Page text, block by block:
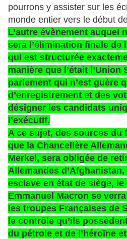
pourrons y assister sur les
monde entier vers le début
L’autre évènement auquel
sera l’élimination finale de
qui est structurée
manière que l’était l’Union
parlement qui n’est guère
d’enregistrement et des
désigner les candidats
l’exécutif.
A ce sujet, des sources du
que la Chancelière
Merkel, sera obligée de
Allemandes
esclave en état de siège,
Emmanuel Macron se
les troupes Françaises de
le contrôle qu’ils
du pétrole et de l’héroïne